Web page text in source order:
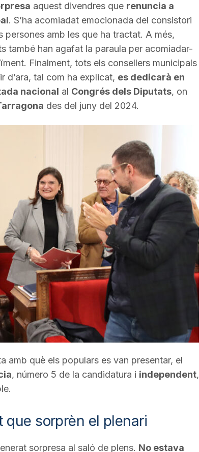
aquest divendres que renuncia a
. S’ha acomiadat emocionada del consistori
persones amb les que ha tractat. A més,
també han agafat la paraula per acomiadar-
Finalment, tots els consellers municipals
d’ara, tal com ha explicat, es dedicarà en
nacional al Congrés dels Diputats, on
des del juny del 2024.
amb què els populars es van presentar, el
, número 5 de la candidatura i independent,
que sorprèn el plenari
sorpresa al saló de plens. No estava